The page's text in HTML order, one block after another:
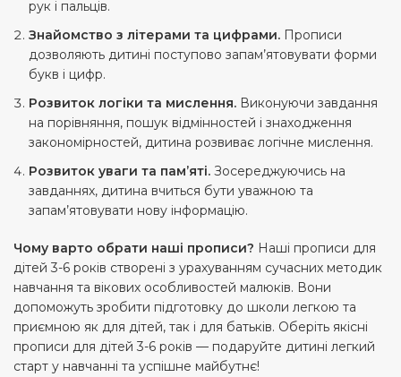
рук і пальців.
Знайомство з літерами та цифрами. Прописи
дозволяють дитині поступово запам’ятовувати форми
букв і цифр.
Розвиток логіки та мислення. Виконуючи завдання
на порівняння, пошук відмінностей і знаходження
закономірностей, дитина розвиває логічне мислення.
Розвиток уваги та пам’яті. Зосереджуючись на
завданнях, дитина вчиться бути уважною та
запам’ятовувати нову інформацію.
Чому варто обрати наші прописи? Наші прописи для
дітей 3-6 років створені з урахуванням сучасних методик
навчання та вікових особливостей малюків. Вони
допоможуть зробити підготовку до школи легкою та
приємною як для дітей, так і для батьків. Оберіть якісні
прописи для дітей 3-6 років — подаруйте дитині легкий
старт у навчанні та успішне майбутнє!